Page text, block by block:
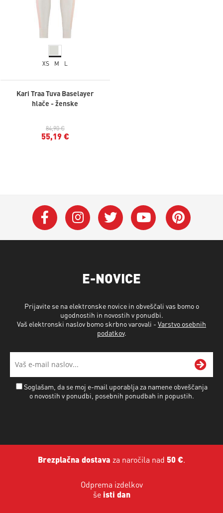
XS M L
Kari Traa Tuva Baselayer
hlače - ženske
84,90 €
55,19 €
E-NOVICE
Prijavite se na elektronske novice in obveščali vas bomo o
ugodnostih in novostih v ponudbi.
Vaš elektronski naslov bomo skrbno varovali - Varstvo osebnih
podatkov.
Soglašam, da se moj e-mail uporablja za namene obveščanja
o novostih v ponudbi, posebnih ponudbah in popustih.
Brezplačna dostava za naročila nad 50 €.
Odprema izdelkov
še isti dan